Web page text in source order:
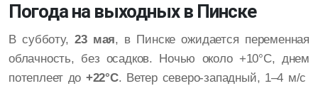
Погода на выходных в Пинске
В субботу, 23 мая, в Пинске ожидается переменная
облачность, без осадков. Ночью около +10°C, днем
потеплеет до +22°C. Ветер северо-западный, 1–4 м/с